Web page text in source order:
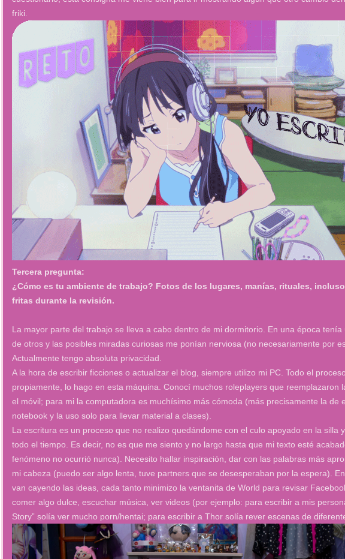
friki.
Tercera pregunta:
¿Cómo es tu ambiente de trabajo? Fotos de los lugares, manías, rituales,
fritas durante la revisión.
La mayor parte del trabajo se lleva a cabo dentro de mi dormitorio. En una época tenía
de otros y las posibles miradas curiosas me ponían nerviosa (no necesariamente por
Actualmente tengo absoluta privacidad.
A la hora de escribir ficciones o actualizar el blog, siempre utilizo mi PC. Todo el
propiamente, lo hago en esta máquina. Conocí muchos roleplayers que reemplazaron
el móvil; para mi la computadora es muchísimo más cómoda (más precisamente la de
notebook y la uso solo para llevar material a clases).
La escritura es un proceso que no realizo quedándome con el culo apoyado en la silla
todo el tiempo. Es decir, no es que me siento y no largo hasta que mi texto esté
fenómeno no ocurrió nunca). Necesito hallar inspiración, dar con las palabras más
mi cabeza (puedo ser algo lenta, tuve partners que se desesperaban por la espera).
van cayendo las ideas, cada tanto minimizo la ventanita de World para revisar
comer algo dulce, escuchar música, ver videos (por ejemplo: para escribir a mis
Story” solía ver mucho porn/hentai; para escribir a Thor solía rever escenas de